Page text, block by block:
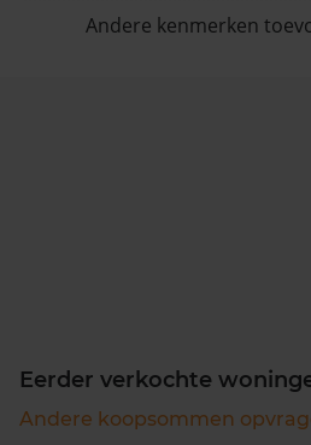
Andere kenmerken
Eerder verkochte
Andere koopsommen